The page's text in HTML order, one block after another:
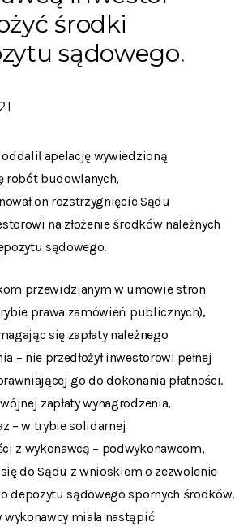
środki
sądowego
oddalił apelację wywiedzioną
robót budowlanych,
on rozstrzygnięcie Sądu
na złożenie środków należnych
sądowego.
przewidzianym w umowie stron
prawa zamówień publicznych),
się zapłaty należnego
– nie przedłożył inwestorowi pełnej
go do dokonania płatności.
zapłaty wynagrodzenia,
– w trybie solidarnej
z wykonawcą – podwykonawcom,
do Sądu z wnioskiem o zezwolenie
depozytu sądowego spornych środków.
wykonawcy miała nastąpić